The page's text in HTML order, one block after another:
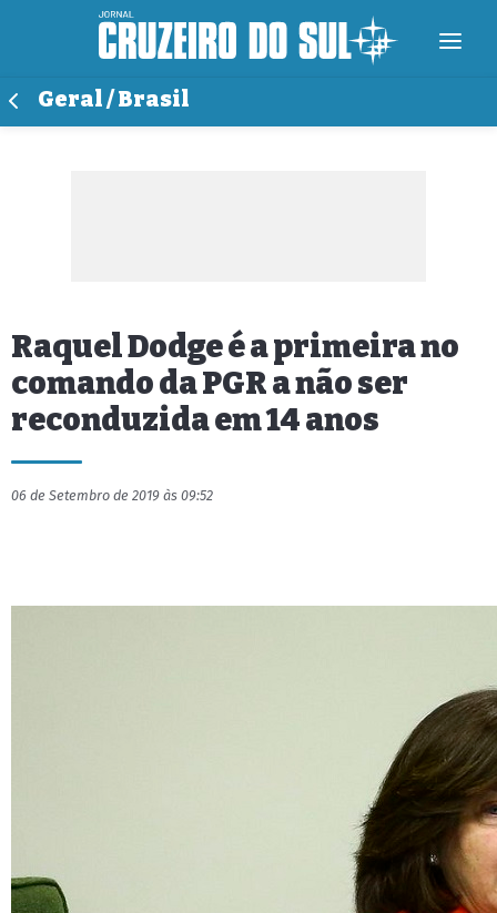
Geral / Brasil
Raquel Dodge é a primeira no
comando da PGR a não ser
reconduzida em 14 anos
06 de Setembro de 2019 às 09:52